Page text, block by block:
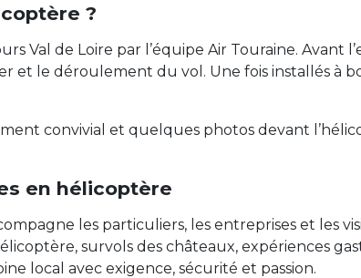
?
Val de Loire par l’équipe Air Touraine. Avant
et le déroulement du vol. Une fois installés à
convivial et quelques photos devant
en hélicoptère
les particuliers, les entreprises et les
survols des châteaux, expériences
local avec exigence, sécurité et passion.